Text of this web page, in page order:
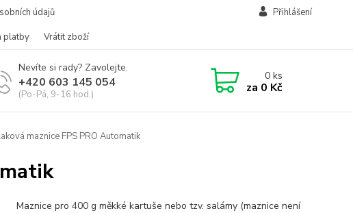
údajů
platby Vrátit zboží
Přihlášení
Nevíte si rady? Zavolejte.
+420 603 145 054
(Po-Pá, 9-16 hod.)
0ks
za 0 Kč
maznice FPS PRO Automatik
Maznice pro 400 g měkké kartuše nebo tzv. salámy (maznice není